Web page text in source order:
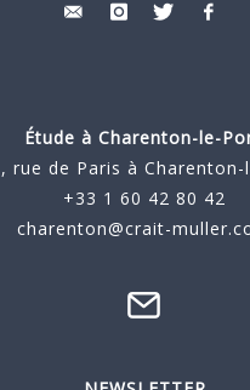
Étude à Charenton-le-
rue de Paris à
+33 1 60 42 80 42
charenton@crait-